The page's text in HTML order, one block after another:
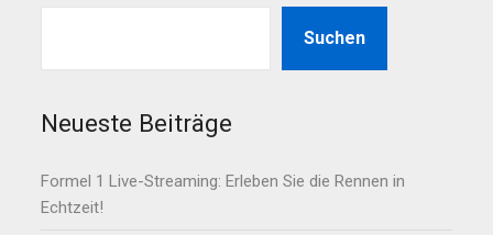
Suchen
Neueste Beiträge
Formel 1 Live-Streaming: Erleben Sie die Rennen in
Echtzeit!